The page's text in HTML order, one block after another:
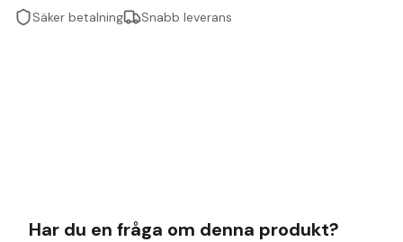
Säker betalning Snabb leverans
Har du en fråga om denna produkt?